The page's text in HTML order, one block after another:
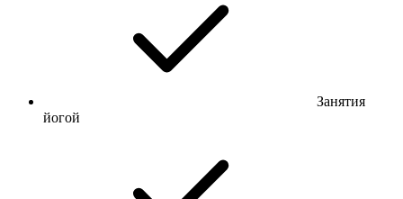
Занятия
йогой